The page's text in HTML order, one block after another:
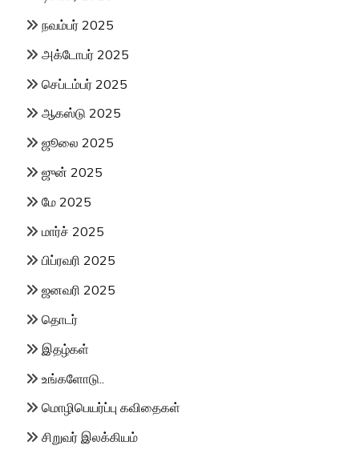
நவம்பர் 2025
அக்டோபர் 2025
செப்டம்பர் 2025
ஆகஸ்டு 2025
ஜூலை 2025
ஜுன் 2025
மே 2025
மார்ச் 2025
பிப்ரவரி 2025
ஜனவரி 2025
தொடர்
இதழ்கள்
உங்களோடு..
மொழிபெயர்ப்பு கவிதைகள்
சிறுவர் இலக்கியம்